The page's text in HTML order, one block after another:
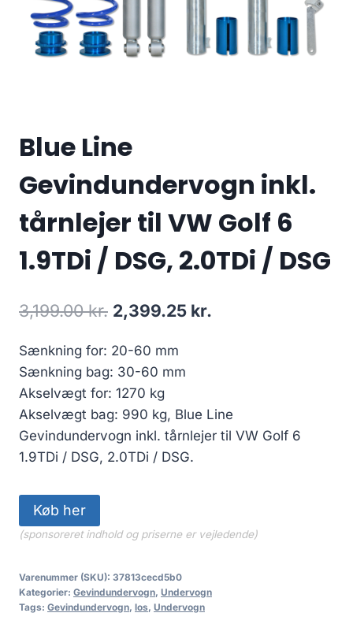
Blue Line
Gevindundervogn inkl.
tårnlejer til VW Golf 6
1.9TDi / DSG, 2.0TDi / DSG
3,199.00kr. Den
pris
var:
3,199.00 kr..
2,399.25 kr.
2,399.25 kr..
Sænkning for: 20-60 mm
Sænkning bag: 30-60 mm
Akselvægt for: 1270 kg
Akselvægt bag: 990 kg, Blue Line
Gevindundervogn inkl. tårnlejer til VW Golf 6
1.9TDi / DSG, 2.0TDi / DSG.
Køb her
(sponsoreret indhold og priserne er vejledende)
Varenummer (SKU): 37813cecd5b0
Kategorier: Gevindundervogn, Undervogn
Tags: Gevindundervogn, los, Undervogn